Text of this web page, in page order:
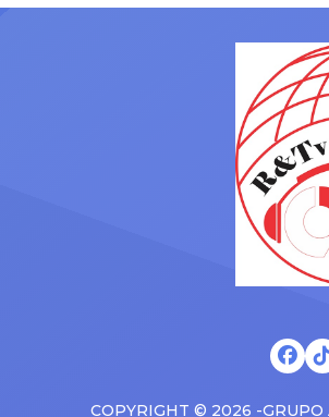
Apertura 2026 de la Liga 1 Te
dejó dudas entre la fanaticada, el
referente de la zaga crema,
COPYRIGHT © 2026 -GRUPO